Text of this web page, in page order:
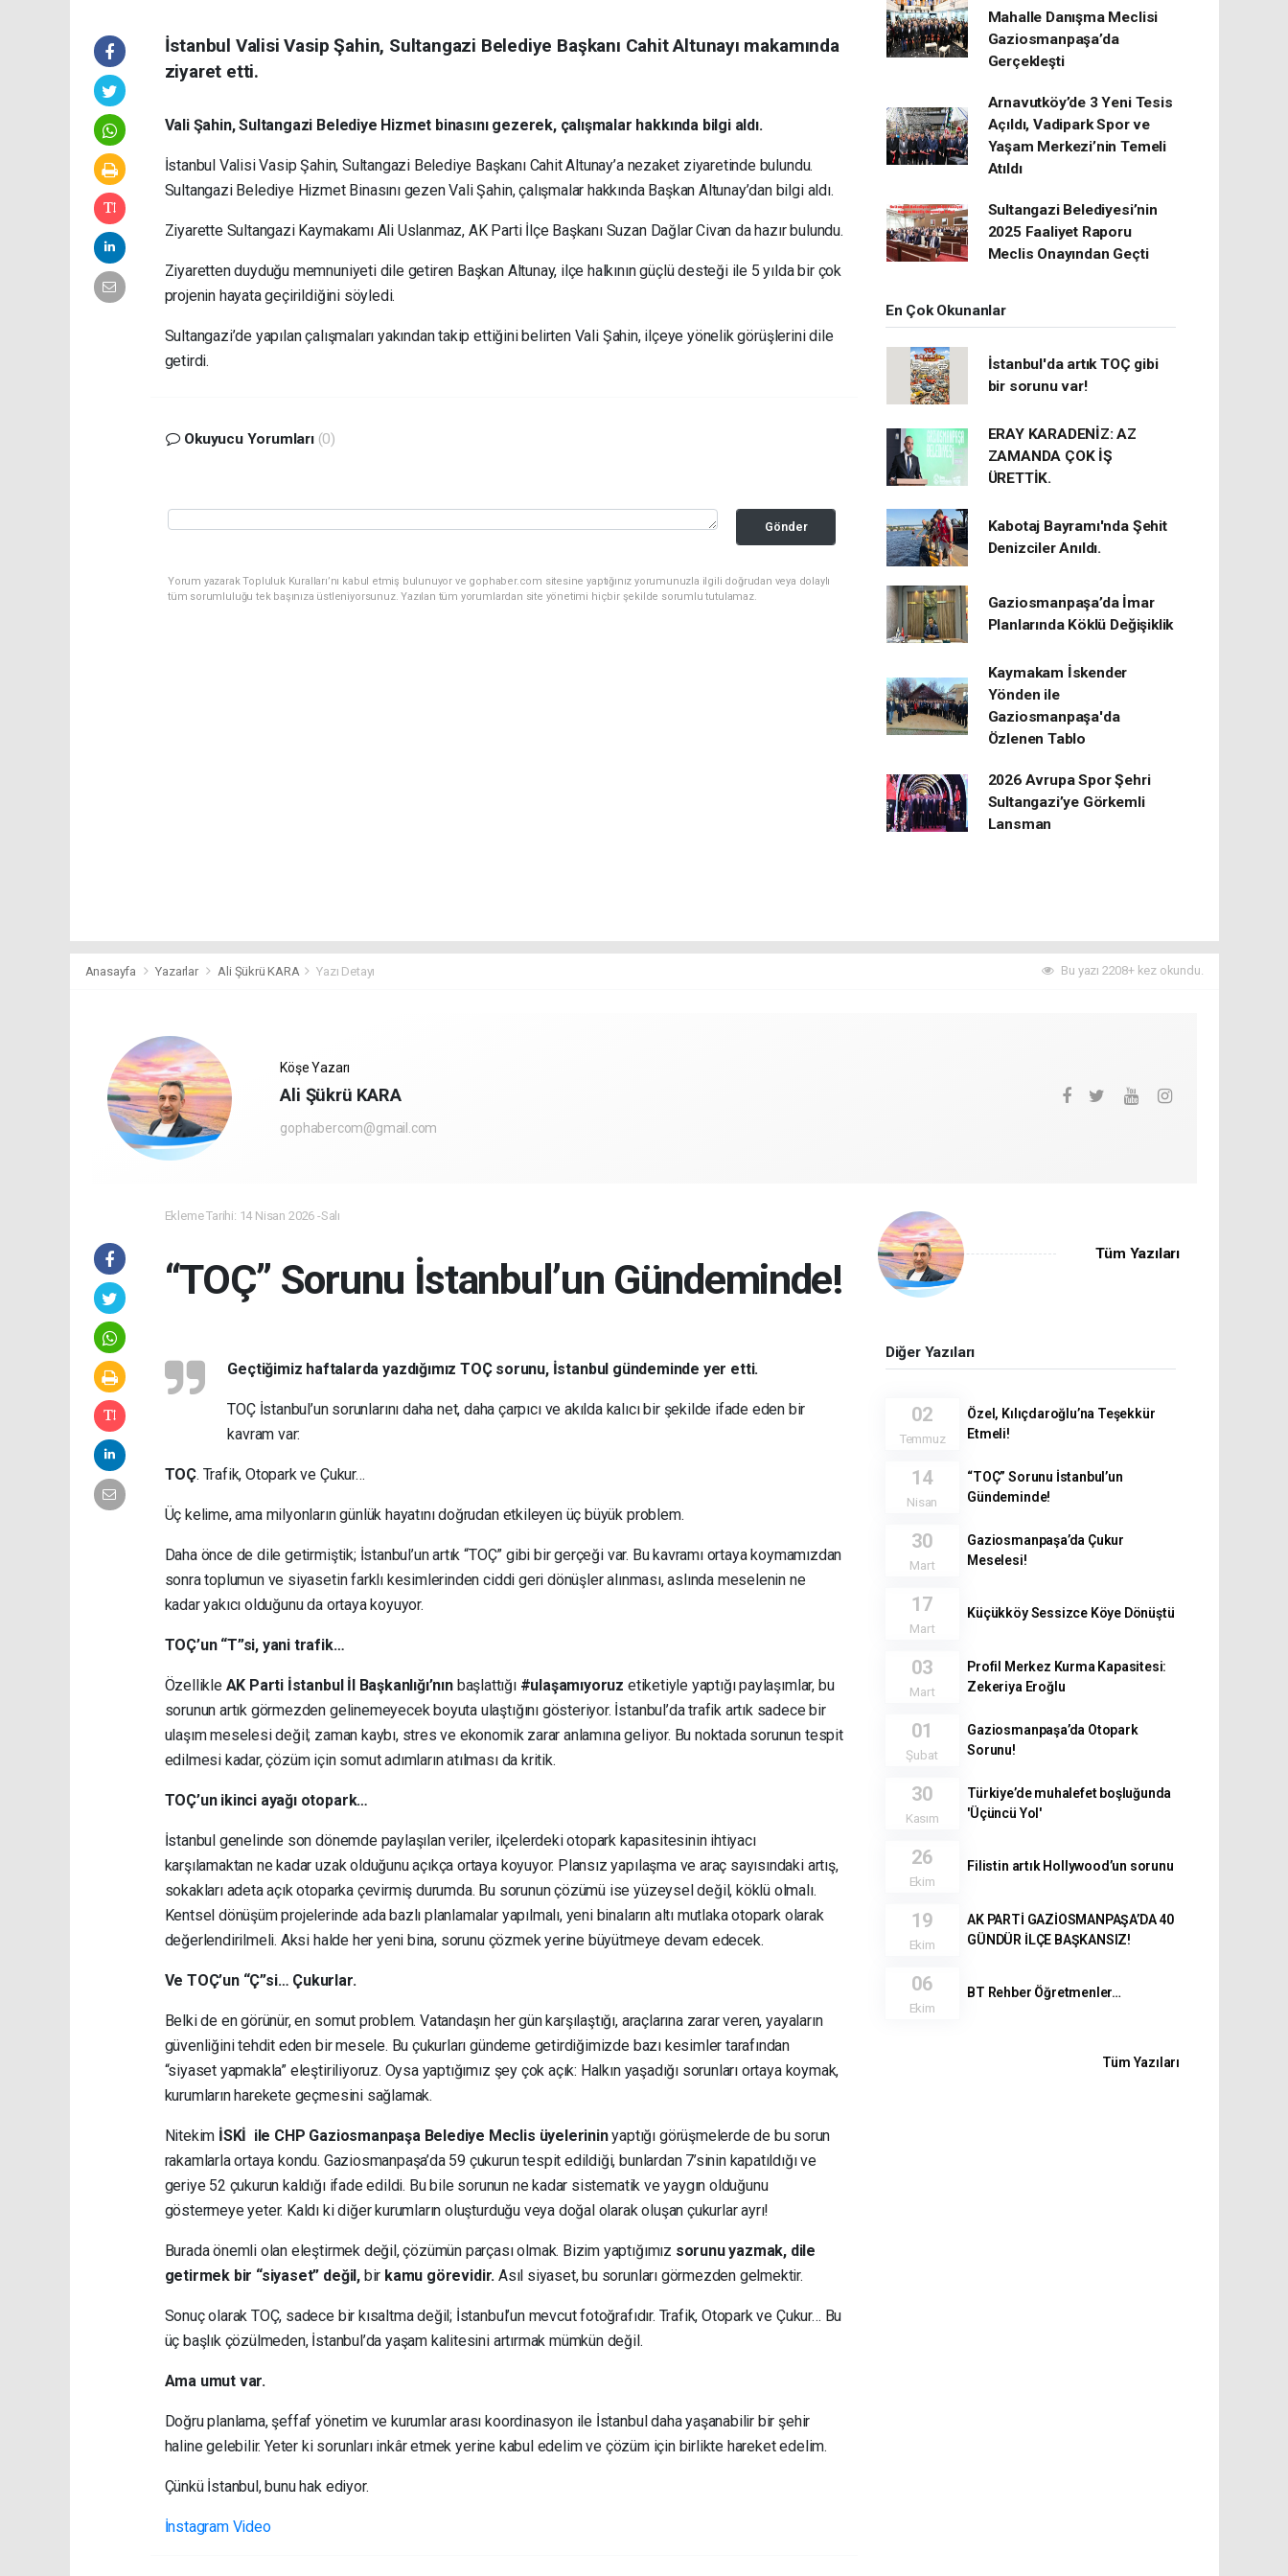
İstanbul Valisi Vasip Şahin, Sultangazi Belediye Başkanı Cahit Altunayı makamında
ziyaret etti.
Vali Şahin, Sultangazi Belediye Hizmet binasını gezerek, çalışmalar hakkında bilgi aldı.
İstanbul Valisi Vasip Şahin, Sultangazi Belediye Başkanı Cahit Altunay’a nezaket ziyaretinde bulundu.
Sultangazi Belediye Hizmet Binasını gezen Vali Şahin, çalışmalar hakkında Başkan Altunay’dan bilgi aldı.
Ziyarette Sultangazi Kaymakamı Ali Uslanmaz, AK Parti İlçe Başkanı Suzan Dağlar Civan da hazır bulundu.
Ziyaretten duyduğu memnuniyeti dile getiren Başkan Altunay, ilçe halkının güçlü desteği ile 5 yılda bir çok
projenin hayata geçirildiğini söyledi.
Sultangazi’de yapılan çalışmaları yakından takip ettiğini belirten Vali Şahin, ilçeye yönelik görüşlerini dile
getirdi.
Okuyucu Yorumları (0)
Gönder
Yorum yazarak Topluluk Kuralları’nı kabul etmiş bulunuyor ve gophaber.com sitesine yaptığınız yorumunuzla ilgili doğrudan veya dolaylı
tüm sorumluluğu tek başınıza üstleniyorsunuz. Yazılan tüm yorumlardan site yönetimi hiçbir şekilde sorumlu tutulamaz.
Mahalle Danışma Meclisi
Gaziosmanpaşa’da
Gerçekleşti
Arnavutköy’de 3 Yeni Tesis
Açıldı, Vadipark Spor ve
Yaşam Merkezi’nin Temeli
Atıldı
Sultangazi Belediyesi’nin
2025 Faaliyet Raporu
Meclis Onayından Geçti
En Çok Okunanlar
İstanbul'da artık TOÇ gibi
bir sorunu var!
ERAY KARADENİZ: AZ
ZAMANDA ÇOK İŞ
ÜRETTİK.
Kabotaj Bayramı'nda Şehit
Denizciler Anıldı.
Gaziosmanpaşa’da İmar
Planlarında Köklü Değişiklik
Kaymakam İskender
Yönden ile
Gaziosmanpaşa'da
Özlenen Tablo
2026 Avrupa Spor Şehri
Sultangazi’ye Görkemli
Lansman
Anasayfa Yazarlar Ali Şükrü KARA Yazı Detayı Bu yazı 2208+ kez okundu.
Köşe Yazarı
Ali Şükrü KARA
gophabercom@gmail.com
Ekleme Tarihi: 14 Nisan 2026 -Salı
“TOÇ” Sorunu İstanbul’un Gündeminde!
Geçtiğimiz haftalarda yazdığımız TOÇ sorunu, İstanbul gündeminde yer etti.
TOÇ İstanbul’un sorunlarını daha net, daha çarpıcı ve akılda kalıcı bir şekilde ifade eden bir
kavram var:
TOÇ. Trafik, Otopark ve Çukur…
Üç kelime, ama milyonların günlük hayatını doğrudan etkileyen üç büyük problem.
Daha önce de dile getirmiştik; İstanbul’un artık “TOÇ” gibi bir gerçeği var. Bu kavramı ortaya koymamızdan
sonra toplumun ve siyasetin farklı kesimlerinden ciddi geri dönüşler alınması, aslında meselenin ne
kadar yakıcı olduğunu da ortaya koyuyor.
TOÇ’un “T”si, yani trafik…
Özellikle AK Parti İstanbul İl Başkanlığı’nınbaşlattığı #ulaşamıyoruz etiketiyle yaptığı paylaşımlar, bu
sorunun artık görmezden gelinemeyecek boyuta ulaştığını gösteriyor. İstanbul’da trafik artık sadece bir
ulaşım meselesi değil; zaman kaybı, stres ve ekonomik zarar anlamına geliyor. Bu noktada sorunun tespit
edilmesi kadar, çözüm için somut adımların atılması da kritik.
TOÇ’un ikinci ayağı otopark…
İstanbul genelinde son dönemde paylaşılan veriler, ilçelerdeki otopark kapasitesinin ihtiyacı
karşılamaktan ne kadar uzak olduğunu açıkça ortaya koyuyor. Plansız yapılaşma ve araç sayısındaki artış,
sokakları adeta açık otoparka çevirmiş durumda. Bu sorunun çözümü ise yüzeysel değil, köklü olmalı.
Kentsel dönüşüm projelerinde ada bazlı planlamalar yapılmalı, yeni binaların altı mutlaka otopark olarak
değerlendirilmeli. Aksi halde her yeni bina, sorunu çözmek yerine büyütmeye devam edecek.
Ve TOÇ’un “Ç”si… Çukurlar.
Belki de en görünür, en somut problem. Vatandaşın her gün karşılaştığı, araçlarına zarar veren, yayaların
güvenliğini tehdit eden bir mesele. Bu çukurları gündeme getirdiğimizde bazı kesimler tarafından
“siyaset yapmakla” eleştiriliyoruz. Oysa yaptığımız şey çok açık: Halkın yaşadığı sorunları ortaya koymak,
kurumların harekete geçmesini sağlamak.
Nitekim İSKİ ile CHP Gaziosmanpaşa Belediye Meclis üyelerininyaptığı görüşmelerde de bu sorun
rakamlarla ortaya kondu. Gaziosmanpaşa’da 59 çukurun tespit edildiği, bunlardan 7’sinin kapatıldığı ve
geriye 52 çukurun kaldığı ifade edildi. Bu bile sorunun ne kadar sistematik ve yaygın olduğunu
göstermeye yeter. Kaldı ki diğer kurumların oluşturduğu veya doğal olarak oluşan çukurlar ayrı!
Burada önemli olan eleştirmek değil, çözümün parçası olmak. Bizim yaptığımız sorunu yazmak, dile
getirmek bir “siyaset” değil,bir kamu görevidir. Asıl siyaset, bu sorunları görmezden gelmektir.
Sonuç olarak TOÇ, sadece bir kısaltma değil; İstanbul’un mevcut fotoğrafıdır. Trafik, Otopark ve Çukur… Bu
üç başlık çözülmeden, İstanbul’da yaşam kalitesini artırmak mümkün değil.
Ama umut var.
Doğru planlama, şeffaf yönetim ve kurumlar arası koordinasyon ile İstanbul daha yaşanabilir bir şehir
haline gelebilir. Yeter ki sorunları inkâr etmek yerine kabul edelim ve çözüm için birlikte hareket edelim.
Çünkü İstanbul, bunu hak ediyor.
İnstagram Video
Tüm Yazıları
Diğer Yazıları
02
Temmuz
Özel, Kılıçdaroğlu’na Teşekkür
Etmeli!
14
Nisan
“TOÇ” Sorunu İstanbul’un
Gündeminde!
30
Mart
Gaziosmanpaşa’da Çukur
Meselesi!
17
Mart
Küçükköy Sessizce Köye Dönüştü
03
Mart
Profil Merkez Kurma Kapasitesi:
Zekeriya Eroğlu
01
Şubat
Gaziosmanpaşa’da Otopark
Sorunu!
30
Kasım
Türkiye’de muhalefet boşluğunda
'Üçüncü Yol'
26
Ekim
Filistin artık Hollywood’un sorunu
19
Ekim
AK PARTİ GAZİOSMANPAŞA’DA 40
GÜNDÜR İLÇE BAŞKANSIZ!
06
Ekim
BT Rehber Öğretmenler…
Tüm Yazıları